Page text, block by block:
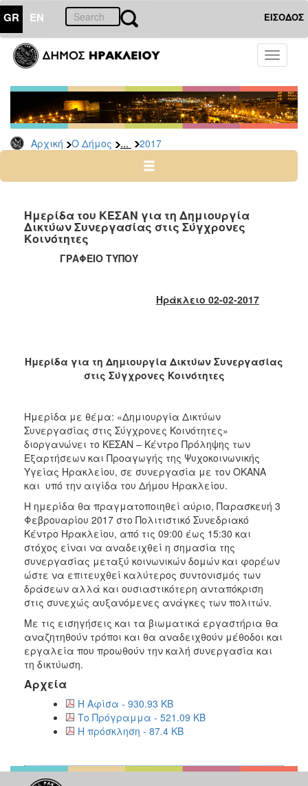
GR EN ΕΙΣΟΔΟΣ
Toggle
Αρχική Ο Δήμος ... 2017
ΔΗΜΟΣ
Δελτία
Τύπου
Αρχείο
2026
2024
2022
2021
2015
2012
2011
2010
2006
ΤΟΠΟΣ
ΠΟΛΙΤΙΣΜΟΣ
ΑΝΘΕΚΤΙΚΗ
ΠΟΛΗ
Ημερίδα του ΚΕΣΑΝ για τη Δημιουργία
Δικτύων Συνεργασίας στις Σύγχρονες
Κοινότητες
ΓΡΑΦΕΙΟ ΤΥΠΟΥ
Ηράκλειο 02-02-2017
Ημερίδα για τη Δημιουργία Δικτύων Συνεργασίας
στις Σύγχρονες Κοινότητες
Ημερίδα με θέμα: «Δημιουργία Δικτύων
Συνεργασίας στις Σύγχρονες Κοινότητες»
διοργανώνει το ΚΕΣΑΝ – Κέντρο Πρόληψης των
Εξαρτήσεων και Προαγωγής της Ψυχοκοινωνικής
Υγείας Ηρακλείου, σε συνεργασία με τον ΟΚΑΝΑ
και υπό την αιγίδα του Δήμου Ηρακλείου.
Η ημερίδα θα πραγματοποιηθεί αύριο, Παρασκευή 3
Φεβρουαρίου 2017 στο Πολιτιστικό Συνεδριακό
Κέντρο Ηρακλείου, από τις 09:00 έως 15:30 και
στόχος είναι να αναδειχθεί η σημασία της
συνεργασίας μεταξύ κοινωνικών δομών και φορέων
ώστε να επιτευχθεί καλύτερος συντονισμός των
δράσεων αλλά και ουσιαστικότερη ανταπόκριση
στις συνεχώς αυξανόμενες ανάγκες των πολιτών.
Με τις εισηγήσεις και τα βιωματικά εργαστήρια θα
αναζητηθούν τρόποι και θα αναδειχθούν μέθοδοι και
εργαλεία που προωθούν την καλή συνεργασία και
τη δικτύωση.
Αρχεία
Η Αφίσα - 930.93 KB
Το Πρόγραμμα - 521.09 KB
Η πρόσκληση - 87.4 KB